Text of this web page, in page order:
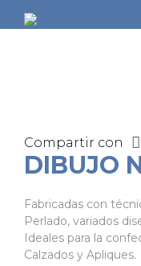
Compartir con
DIBUJO
Fabricadas con
Perlado, variados
Ideales para la
Calzados y Apliques.